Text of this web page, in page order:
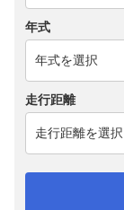
年式
走行距離